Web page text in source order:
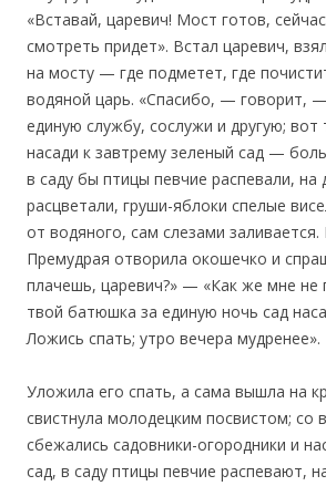
«Вставай, царевич! Мост готов,
смотреть придет». Встал царевич,
на мосту — где подметет, где
водяной царь. «Спасибо, — говорит,
единую службу, сослужи и другую; вот
насади к завтрему зеленый сад —
в саду бы птицы певчие распевали, на
расцветали, груши-яблоки спелые
от водяного, сам слезами заливается.
Премудрая отворила окошечко и
плачешь, царевич?» — «Как же мне не
твой батюшка за единую ночь сад
Ложись спать; утро вечера мудренее».
Уложила его спать, а сама вышла на
свистнула молодецким посвистом; со
сбежались садовники-огородники и
сад, в саду птицы певчие распевают,